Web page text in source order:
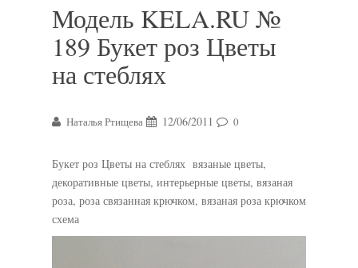
Модель KELA.RU №
189 Букет роз Цветы
на стеблях
Наталья Ртищева 12/06/2011 0
Букет роз Цветы на стеблях вязаные цветы,
декоративные цветы, интерьерные цветы, вязаная
роза, роза связанная крючком, вязаная роза крючком
схема